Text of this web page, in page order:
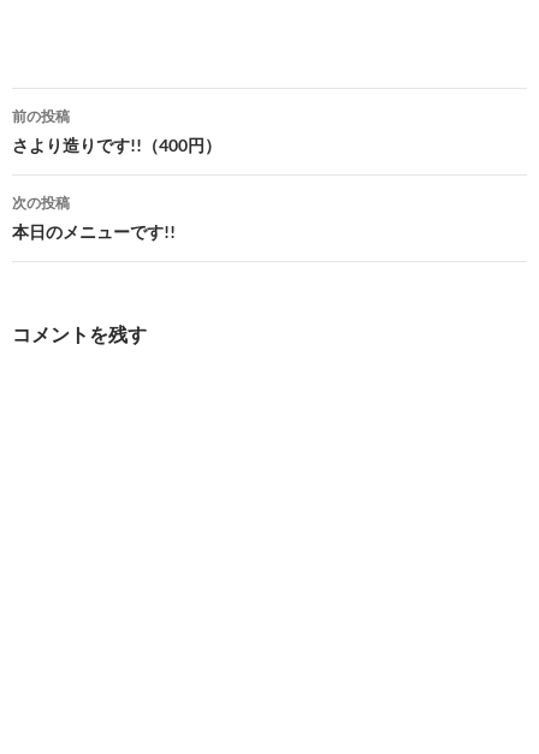
投
稿
ナ
ビ
前の投稿
さより造りです!!（400円）
次の投稿
本日のメニューです!!
コメントを残す